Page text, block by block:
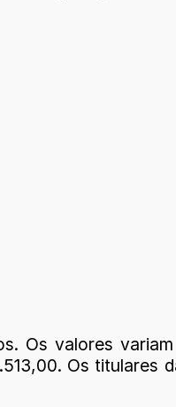
Os valores
Os titulares